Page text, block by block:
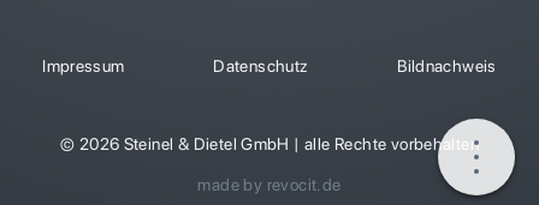
Impressum Datenschutz Bildnachweis
© 2026 Steinel & Dietel GmbH | alle Rechte vorbehalten
made by revocit.de